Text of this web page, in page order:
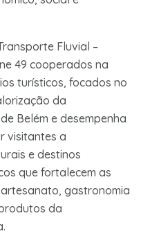
Fluvial –
49 cooperados na
turísticos, focados no
da
Belém e desempenha
visitantes a
e destinos
que fortalecem as
gastronomia
da